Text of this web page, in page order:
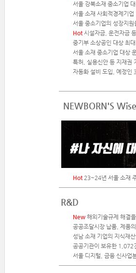
서울 강북소재 중소기업
서울 소재 사회적경제기
서울 중소기업의 성장지
Hot 시설자금, 운전자금
중기부 소상공인 대상 최
서울 소재 중소기업 대상
특허, 실용신안 등 지재권
자동화 설비 도입, 예정인
NEWBORN'S
Hot 23~24년 서울 소재
R&D
New해외기술규제 해결
공공조달시장 납품, 제품
성남 소재 기업의 지식재
공공기관이 보유한 1,072
서울 디지털, 금융 신사업